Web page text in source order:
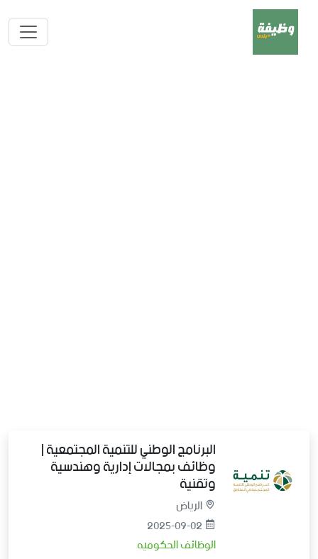
البرنامج الوطني للتنمية المجتمعية |
وظائف بمجالات إدارية وهندسية
وتقنية
الرياض
2025-09-02
الوظائف الحكوميه